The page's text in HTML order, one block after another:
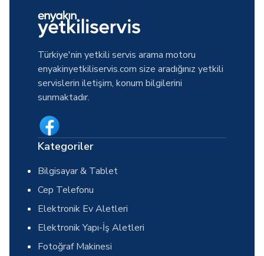
Türkiye'nin yetkili servis arama motoru
enyakinyetkiliservis.com size aradığınız yetkili
servislerin iletişim, konum bilgilerini
sunmaktadır.
Kategoriler
Bilgisayar & Tablet
Cep Telefonu
Elektronik Ev Aletleri
Elektronik Yapı-İş Aletleri
Fotoğraf Makinesi